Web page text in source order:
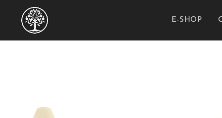
E-SHOP